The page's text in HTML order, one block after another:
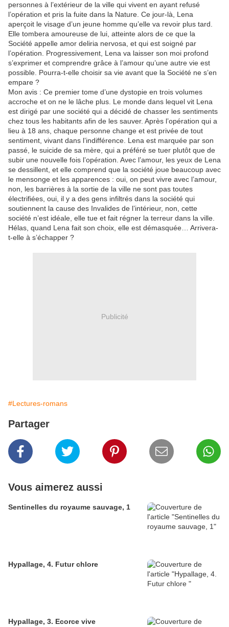
personnes à l’extérieur de la ville qui vivent en ayant refusé
l’opération et pris la fuite dans la Nature. Ce jour-là, Lena
aperçoit le visage d’un jeune homme qu’elle va revoir plus tard.
Elle tombera amoureuse de lui, atteinte alors de ce que la
Société appelle amor deliria nervosa, et qui est soigné par
l’opération. Progressivement, Lena va laisser son moi profond
s’exprimer et comprendre grâce à l’amour qu’une autre vie est
possible. Pourra-t-elle choisir sa vie avant que la Société ne s’en
empare ?
Mon avis : Ce premier tome d’une dystopie en trois volumes
accroche et on ne le lâche plus. Le monde dans lequel vit Lena
est dirigé par une société qui a décidé de chasser les sentiments
chez tous les habitants afin de les sauver. Après l’opération qui a
lieu à 18 ans, chaque personne change et est privée de tout
sentiment, vivant dans l’indifférence. Lena est marquée par son
passé, le suicide de sa mère, qui a préféré se tuer plutôt que de
subir une nouvelle fois l’opération. Avec l’amour, les yeux de Lena
se dessillent, et elle comprend que la société joue beaucoup avec
le mensonge et les apparences : oui, on peut vivre avec l’amour,
non, les barrières à la sortie de la ville ne sont pas toutes
électrifiées, oui, il y a des gens infiltrés dans la société qui
soutiennent la cause des Invalides de l’intérieur, non, cette
société n’est idéale, elle tue et fait régner la terreur dans la ville.
Hélas, quand Lena fait son choix, elle est démasquée… Arrivera-
t-elle à s’échapper ?
Publicité
#Lectures-romans
Partager
Vous aimerez aussi
Sentinelles du royaume sauvage, 1
Hypallage, 4. Futur chlore
Hypallage, 3. Ecorce vive